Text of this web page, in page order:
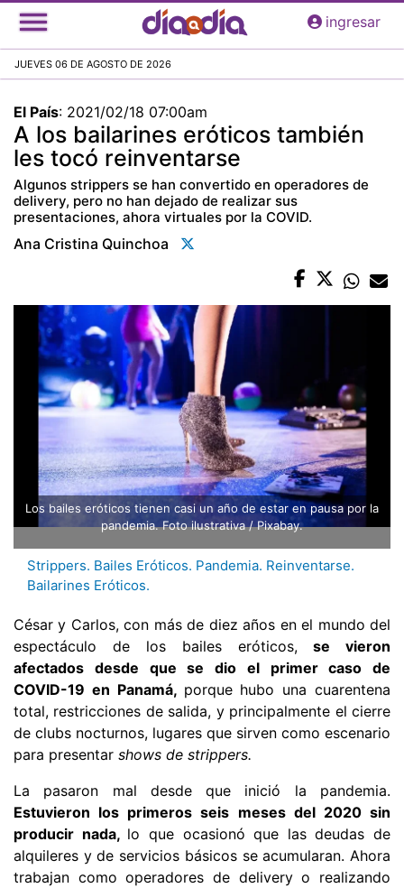
Pasar
al
principal
ingresar
JUEVES 06 DE AGOSTO DE 2026
El País: 2021/02/18 07:00am
A los bailarines eróticos también
les tocó reinventarse
Algunos strippers se han convertido en operadores de
delivery, pero no han dejado de realizar sus
presentaciones, ahora virtuales por la COVID.
Ana Cristina Quinchoa
Los bailes eróticos tienen casi un año de estar en pausa por la
pandemia. Foto ilustrativa / Pixabay.
Strippers. Bailes Eróticos. Pandemia. Reinventarse.
Bailarines Eróticos.
César y Carlos, con más de diez años en el mundo del
espectáculo de los bailes eróticos, se vieron
afectados desde que se dio el primer caso de
COVID-19 en Panamá, porque hubo una cuarentena
total, restricciones de salida, y principalmente el cierre
de clubs nocturnos, lugares que sirven como escenario
para presentar shows de strippers.
La pasaron mal desde que inició la pandemia.
Estuvieron los primeros seis meses del 2020 sin
producir nada, lo que ocasionó que las deudas de
alquileres y de servicios básicos se acumularan. Ahora
trabajan como operadores de delivery o realizando